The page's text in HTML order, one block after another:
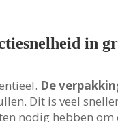
in
De
Dit is veel
nodig hebben om